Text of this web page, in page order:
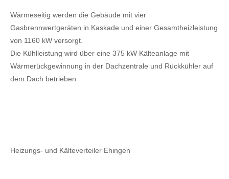
Wärmeseitig werden die Gebäude mit vier
Gasbrennwertgeräten in Kaskade und einer Gesamtheizleistung
von 1160 kW versorgt.
Die Kühlleistung wird über eine 375 kW Kälteanlage mit
Wärmerückgewinnung in der Dachzentrale und Rückkühler auf
dem Dach betrieben.
Heizungs- und Kälteverteiler Ehingen